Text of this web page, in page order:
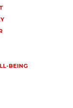
BEING